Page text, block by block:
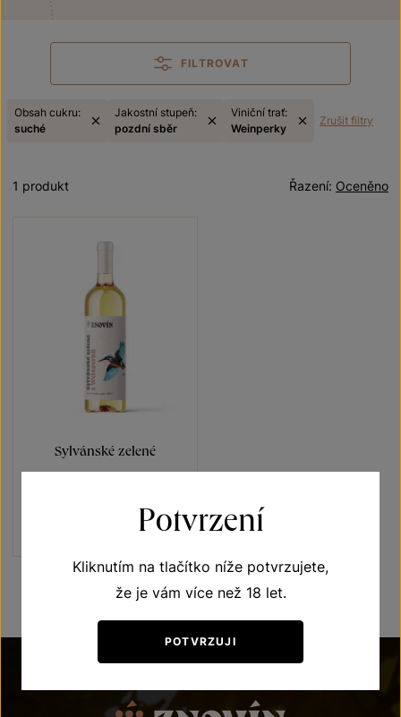
FILTROVAT
Obsah cukru:
suché
Jakostní stupeň:
pozdní sběr
Viniční trať:
Weinperky
Zrušit filtry
Oceněno
Řazení:
1 produkt
Sylvánské zelené
Potvrzení
Kliknutím na tlačítko níže potvrzujete,
že je vám více než 18 let.
POTVRZUJI